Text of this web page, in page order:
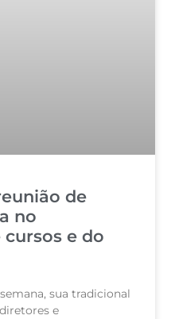
de
no
e do
sua tradicional
e